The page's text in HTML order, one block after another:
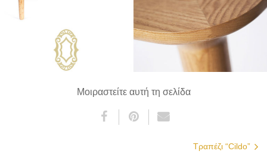
Μοιραστείτε αυτή τη σελίδα
Τραπέζι “Cildo”